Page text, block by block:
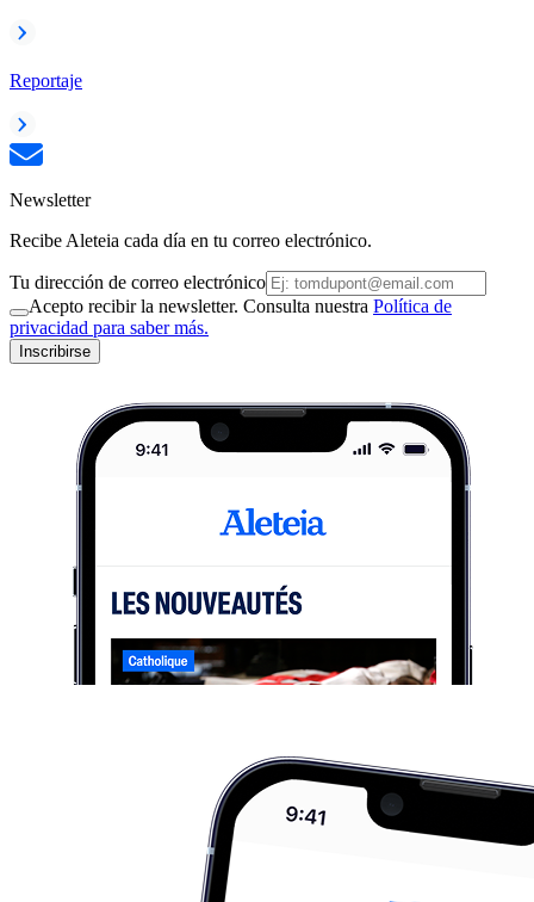
Reportaje
Newsletter
Recibe Aleteia cada día en tu correo electrónico.
Tu dirección de correo electrónico
Acepto recibir la newsletter. Consulta nuestra Política de
privacidad para saber más.
Inscribirse